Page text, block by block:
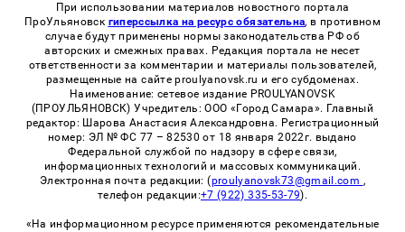
При использовании материалов новостного портала
ПроУльяновск гиперссылка на ресурс обязательна, в противном
случае будут применены нормы законодательства РФ об
авторских и смежных правах. Редакция портала не несет
ответственности за комментарии и материалы пользователей,
размещенные на сайте proulyanovsk.ru и его субдоменах.
Наименование: сетевое издание PROULYANOVSK
(ПРОУЛЬЯНОВСК) Учредитель: ООО «Город Самара». Главный
редактор: Шарова Анастасия Александровна. Регистрационный
номер: ЭЛ № ФС 77 – 82530 от 18 января 2022г. выдано
Федеральной службой по надзору в сфере связи,
информационных технологий и массовых коммуникаций.
Электронная почта редакции: (proulyanovsk73@gmail.com ,
телефон редакции:+7 (922) 335-53-79).
«На информационном ресурсе применяются рекомендательные